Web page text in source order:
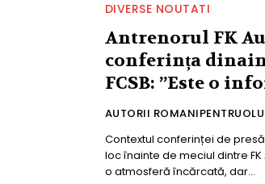
DIVERSE NOUTATI
Antrenorul FK
conferința
FCSB: ”Este o
AUTORII
Contextul conferinței de
loc înainte de meciul dintre
o atmosferă încărcată, dar...